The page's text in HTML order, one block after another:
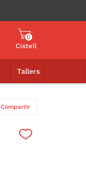
0
Cistell
Tallers
Compartir